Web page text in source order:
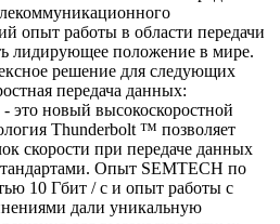
опыт работы в области передачи
лидирующее положение в мире.
решение для следующих
передача данных:
это новый высокоскоростной
Thunderbolt ™ позволяет
скорости при передаче данных
Опыт SEMTECH по
10 Гбит / с и опыт работы с
дали уникальную